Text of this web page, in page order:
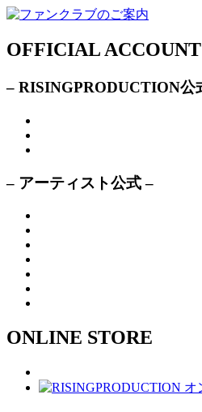
OFFICIAL ACCOUNT
– RISINGPRODUCTION公
– アーティスト公式 –
ONLINE STORE